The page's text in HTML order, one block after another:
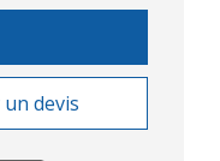
devis